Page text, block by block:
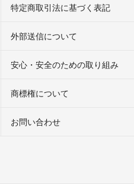
特定商取引法に基づく表記
外部送信について
安心・安全のための取り組み
商標権について
お問い合わせ